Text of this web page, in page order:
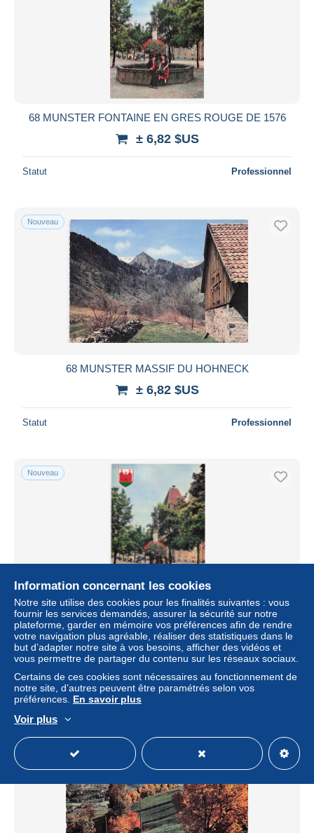
68 MUNSTER FONTAINE EN GRES ROUGE DE 1576
± 6,82 $US
Statut Professionnel
Nouveau
68 MUNSTER MASSIF DU HOHNECK
± 6,82 $US
Statut Professionnel
Nouveau
68 MUNSTER FONTAINE EN GRES ROUGE DE 1576
± 6,82 $US
Statut Professionnel
Nouveau
Information concernant les cookies
Notre site utilise des cookies pour les finalités suivantes : vous
fournir les services demandés, assurer la sécurité sur notre
plateforme, garder en mémoire vos préférences afin de rendre
votre navigation plus agréable, réaliser des statistiques dans le
but d’adapter notre site à vos besoins, afficher des vidéos et
vous permettre de partager du contenu sur les réseaux sociaux.
Certains de ces cookies sont nécessaires au fonctionnement de
notre site, d’autres peuvent être paramétrés selon vos
préférences. En savoir plus
Voir plus